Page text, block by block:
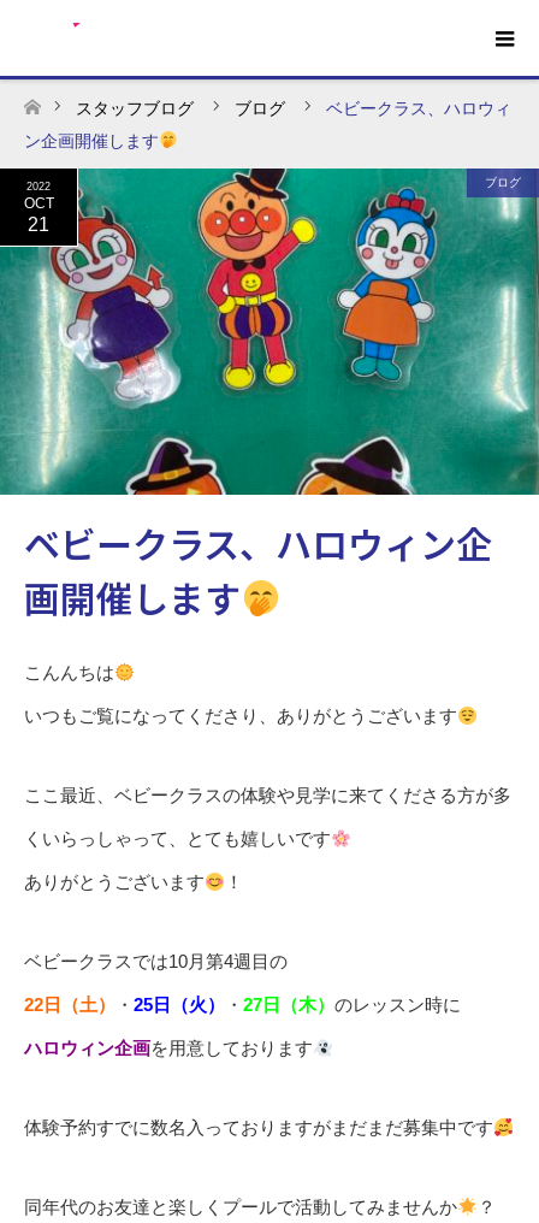
ホーム
スタッフブログ ブログ
ベビークラス、ハロウィ
ン企画開催します
2022
OCT
21
ブログ
ベビークラス、ハロウィン企
画開催します
こんんちは
いつもご覧になってくださり、ありがとうございます
ここ最近、ベビークラスの体験や見学に来てくださる方が多
くいらっしゃって、とても嬉しいです
ありがとうございます ！
ベビークラスでは10月第4週目の
22日（土） ・ 25日（火） ・ 27日（木） のレッスン時に
ハロウィン企画を用意しております
体験予約すでに数名入っておりますがまだまだ募集中です
同年代のお友達と楽しくプールで活動してみませんか ？